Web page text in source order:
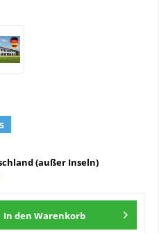
(außer Inseln)
In den Warenkorb